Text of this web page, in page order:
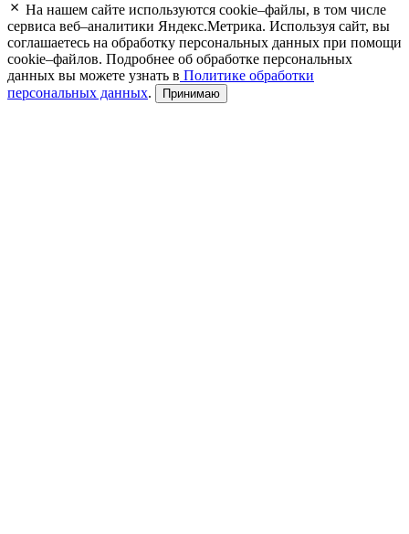
На нашем сайте используются cookie–файлы, в том числе
сервиса веб–аналитики Яндекс.Метрика. Используя сайт, вы
соглашаетесь на обработку персональных данных при помощи
cookie–файлов. Подробнее об обработке персональных
данных вы можете узнать в Политике обработки
персональных данных. Принимаю